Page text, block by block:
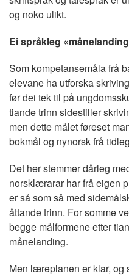
og noko ulikt.
Ei språkleg
Som kompetansemåla frå
elevane ha utforska
før dei tek til på
tiande trinn sidestiller
men dette målet føreset
bokmål og nynorsk frå
Det her stemmer dårleg
norsklærarar har frå eigen
er så som så med
åttande trinn. For somme
begge målformene etter
månelanding.
Men læreplanen er klar, og